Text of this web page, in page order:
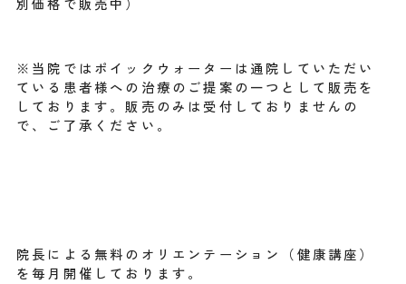
※当院ではポイックウォーターは通院していただい
ている患者様への治療のご提案の一つとして販売を
しております。販売のみは受付しておりませんの
で、ご了承ください。
院長による無料のオリエンテーション（健康講座）
を毎月開催しております。